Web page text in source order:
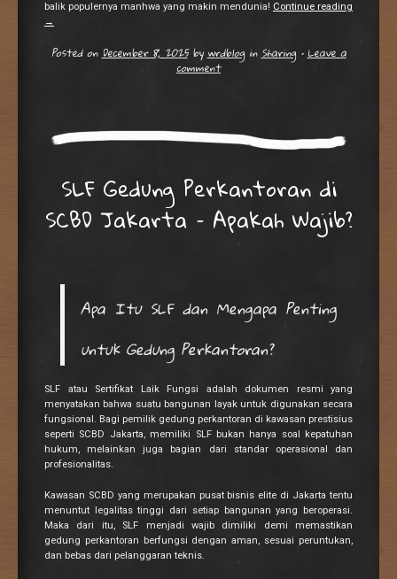
balik populernya manhwa yang makin mendunia! Continue reading
→
Posted on December 8, 2025by wrdblog in Sharing • Leave a
comment
SLF Gedung Perkantoran di
SCBD Jakarta – Apakah Wajib?
Apa Itu SLF dan Mengapa Penting
untuk Gedung Perkantoran?
SLF atau Sertifikat Laik Fungsi adalah dokumen resmi yang
menyatakan bahwa suatu bangunan layak untuk digunakan secara
fungsional. Bagi pemilik gedung perkantoran di kawasan prestisius
seperti SCBD Jakarta, memiliki SLF bukan hanya soal kepatuhan
hukum, melainkan juga bagian dari standar operasional dan
profesionalitas.
Kawasan SCBD yang merupakan pusat bisnis elite di Jakarta tentu
menuntut legalitas tinggi dari setiap bangunan yang beroperasi.
Maka dari itu, SLF menjadi wajib dimiliki demi memastikan
gedung perkantoran berfungsi dengan aman, sesuai peruntukan,
dan bebas dari pelanggaran teknis.